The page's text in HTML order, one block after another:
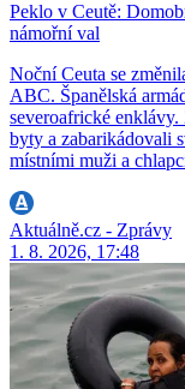
Peklo v Ceutě:
námořní val
Noční Ceuta se
ABC. Španělská
severoafrické
byty a zabarikádovali
místními muži a
Aktuálně.cz - Zprávy
1. 8. 2026, 17:48